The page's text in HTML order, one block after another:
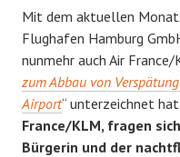
Mit dem aktuellen
Flughafen Hamburg
nunmehr auch Air France/
zum Abbau von
Airport“ unterzeichnet hat.
France/KLM, fragen
Bürgerin und der